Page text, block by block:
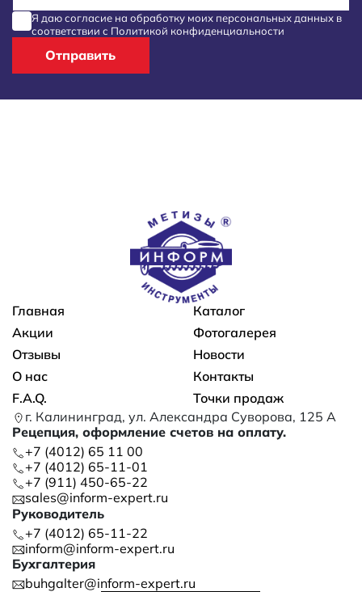
Я даю согласие на обработку моих персональных данных в
соответствии с Политикой конфиденциальности
Отправить
Основная навигация
Главная
Каталог
Акции
Фотогалерея
Отзывы
Новости
О нас
Контакты
F.A.Q.
Точки продаж
г. Калининград, ул. Александра Суворова, 125 А
Рецепция, оформление счетов на оплату.
+7 (4012) 65 11 00
+7 (4012) 65-11-01
+7 (911) 450-65-22
sales@inform-expert.ru
Руководитель
+7 (4012) 65-11-22
inform@inform-expert.ru
Бухгалтерия
buhgalter@inform-expert.ru